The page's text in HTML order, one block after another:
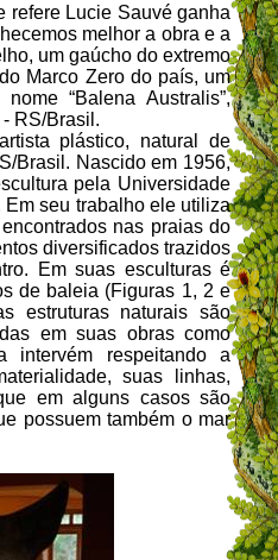
Lucie Sauvé ganha
melhor a obra e a
um gaúcho do extremo
Marco Zero do país, um
“Balena Australis”,
RS/Brasil.
plástico, natural de
Brasil. Nascido em 1956,
pela Universidade
seu trabalho ele utiliza
nas praias do
diversificados trazidos
Em suas esculturas é
de baleia (Figuras 1, 2 e
estruturas naturais são
em suas obras como
intervém respeitando a
suas linhas,
em alguns casos são
possuem também o mar